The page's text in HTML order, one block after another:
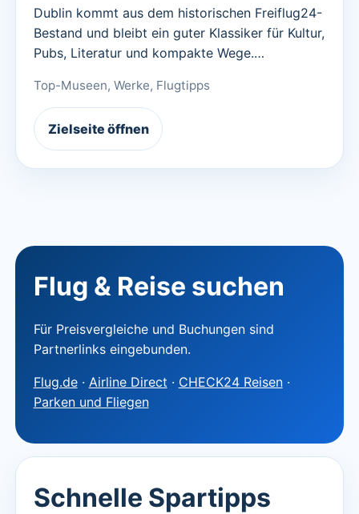
Dublin kommt aus dem historischen Freiflug24-
Bestand und bleibt ein guter Klassiker für Kultur,
Pubs, Literatur und kompakte Wege.…
Top-Museen, Werke, Flugtipps
Zielseite öffnen
Flug & Reise suchen
Für Preisvergleiche und Buchungen sind
Partnerlinks eingebunden.
Flug.de· Airline Direct · CHECK24 Reisen·
Parken und Fliegen
Schnelle Spartipps